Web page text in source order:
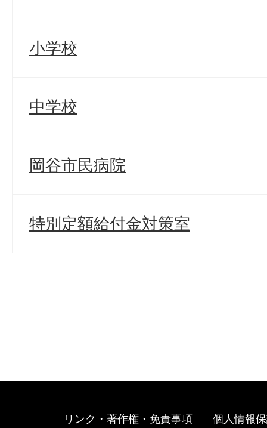
小学校
中学校
岡谷市民病院
特別定額給付金対策室
リンク・著作権・免責事項 個人情報